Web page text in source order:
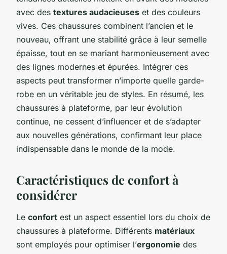
avec des textures audacieuses et des couleurs
vives. Ces chaussures combinent l’ancien et le
nouveau, offrant une stabilité grâce à leur semelle
épaisse, tout en se mariant harmonieusement avec
des lignes modernes et épurées. Intégrer ces
aspects peut transformer n’importe quelle garde-
robe en un véritable jeu de styles. En résumé, les
chaussures à plateforme, par leur évolution
continue, ne cessent d’influencer et de s’adapter
aux nouvelles générations, confirmant leur place
indispensable dans le monde de la mode.
Caractéristiques de confort à
considérer
Le confort est un aspect essentiel lors du choix de
chaussures à plateforme. Différents matériaux
sont employés pour optimiser l’ergonomie des